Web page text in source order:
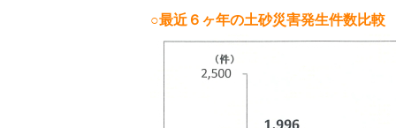
○最近６ヶ年の土砂災害発生件数比較